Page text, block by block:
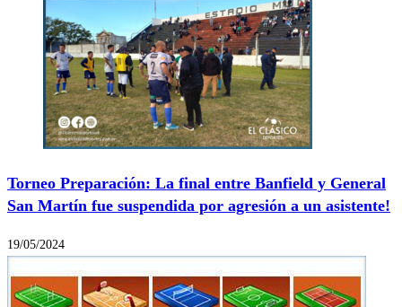
Torneo Preparación: La final entre Banfield y General
San Martín fue suspendida por agresión a un asistente!
19/05/2024